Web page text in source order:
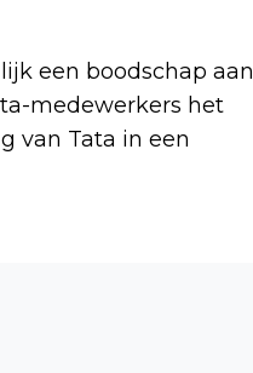
een boodschap aan
medewerkers het
van Tata in een
INSLOEG ALS EEN